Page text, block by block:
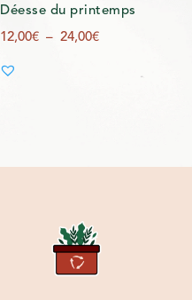
Déesse du printemps
12,00€ – 24,00€Plage